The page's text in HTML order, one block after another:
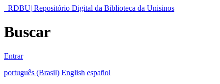
RDBU| Repositório Digital da Biblioteca da Unisinos
Buscar
Entrar
português (Brasil) English español